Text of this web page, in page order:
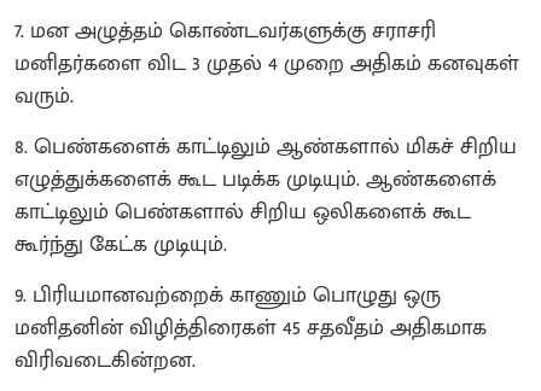
7. மன அழுத்தம் கொண்டவர்களுக்கு சராசரி
மனிதர்களை விட 3 முதல் 4 முறை அதிகம் கனவுகள்
வரும்.
8. பெண்களைக் காட்டிலும் ஆண்களால் மிகச் சிறிய
எழுத்துக்களைக் கூட படிக்க முடியும். ஆண்களைக்
காட்டிலும் பெண்களால் சிறிய ஒலிகளைக் கூட
கூர்ந்து கேட்க முடியும்.
9. பிரியமானவற்றைக் காணும் பொழுது ஒரு
மனிதனின் விழித்திரைகள் 45 சதவீதம் அதிகமாக
விரிவடைகின்றன.